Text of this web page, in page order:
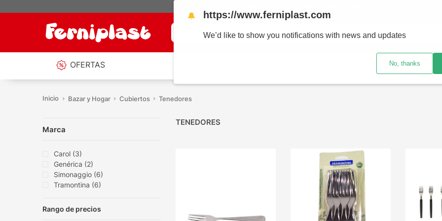
¿Qué estás buscando?
OFERTAS SUCURSALES
Bazar y Hogar Cubiertos Tenedores
Marca
Carol (3)
Genérica (2)
Simonaggio (6)
Tramontina (6)
TENEDORES
🔔 https://www.ferniplast.com
We’d like to show you notifications with news and updates
No, thanks